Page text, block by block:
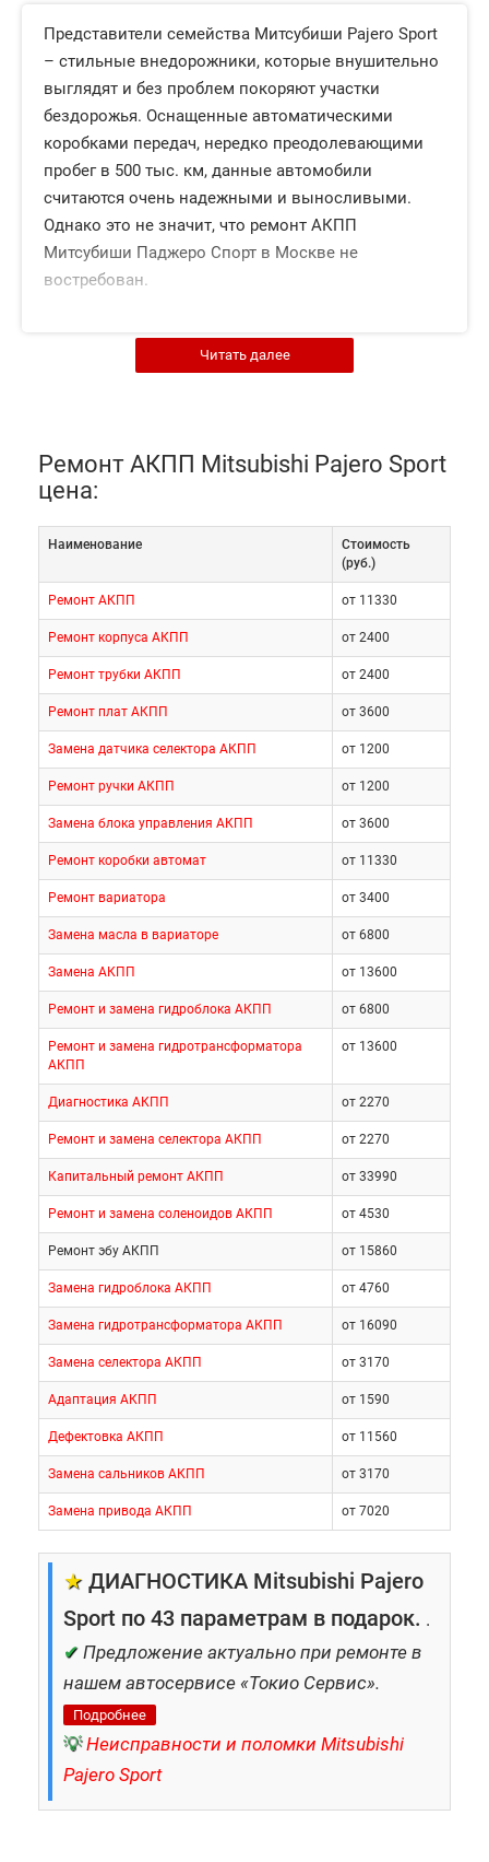
Представители семейства Митсубиши Pajero Sport
– стильные внедорожники, которые внушительно
выглядят и без проблем покоряют участки
бездорожья. Оснащенные автоматическими
коробками передач, нередко преодолевающими
пробег в 500 тыс. км, данные автомобили
считаются очень надежными и выносливыми.
Однако это не значит, что ремонт АКПП
Митсубиши Паджеро Спорт в Москве не
востребован.
Преждевременный выход трансмиссии из строя –
итог неправильной эксплуатации внедорожника.
несвоевременное обновление масла и
использование некачественной рабочей
жидкости. Изнашивается КПП и при буксировке
тяжелых прицепов, особенно в условиях
Вы сами определяете срок службы своего
автомобиля! Помните, что желание сэкономить,
проведя ремонт трансмиссии собственными
силами, приведет только к увеличению стоимости
квалифицированного вмешательства.
Недорого отремонтируют КПП и прочие узлы
внедорожника в центре «Токио Сервис».
Мы проводим:
ремонт электросистемы
Митсубиши Pajero Sport;
ремонт мотора Митсубиши Pajero
Sport;
ремонт АКПП Митсубиши Pajero
Sport и другие операции.
Отзывы людей, которые уже доверили нам
«здоровье» своего автомобиля, размещены на
сайте. Поиск качественных расходных материалов
для ремонта не отнимет у вас много времени,
ведь широкий ассортимент запчастей по
адекватным ценам представлен на нашем складе.
Когда проводится ремонт
АКПП Митсубиши
Читать далее
Ремонт АКПП Mitsubishi Pajero Sport
цена:
Наименование
Cтоимость
(руб.)
Ремонт АКПП от 11330
Ремонт корпуса АКПП от 2400
Ремонт трубки АКПП от 2400
Ремонт плат АКПП от 3600
Замена датчика селектора АКПП от 1200
Ремонт ручки АКПП от 1200
Замена блока управления АКПП от 3600
Ремонт коробки автомат от 11330
Ремонт вариатора от 3400
Замена масла в вариаторе от 6800
Замена АКПП от 13600
Ремонт и замена гидроблока АКПП от 6800
Ремонт и замена гидротрансформатора
АКПП
от 13600
Диагностика АКПП от 2270
Ремонт и замена селектора АКПП от 2270
Капитальный ремонт АКПП от 33990
Ремонт и замена соленоидов АКПП от 4530
Ремонт эбу АКПП от 15860
Замена гидроблока АКПП от 4760
Замена гидротрансформатора АКПП от 16090
Замена селектора АКПП от 3170
Адаптация АКПП от 1590
Дефектовка АКПП от 11560
Замена сальников АКПП от 3170
Замена привода АКПП от 7020
★ ДИАГНОСТИКА Mitsubishi Pajero
Sport по 43 параметрам в подарок. .
✔ Предложение актуально при ремонте в
нашем автосервисе «Токио Сервис».
Подробнее
💡 Неисправности и поломки Mitsubishi
Pajero Sport